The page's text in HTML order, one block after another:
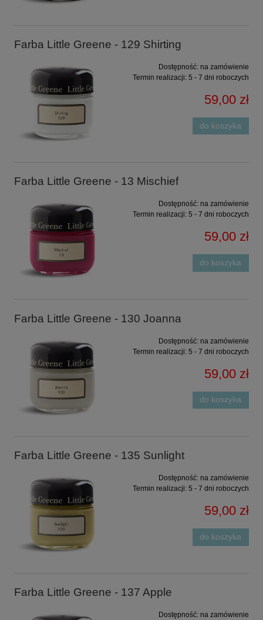
Farba Little Greene - 129 Shirting
Dostępność: na zamówienie
Termin realizacji: 5 - 7 dni roboczych
59,00 zł
do koszyka
Farba Little Greene - 13 Mischief
Dostępność: na zamówienie
Termin realizacji: 5 - 7 dni roboczych
59,00 zł
do koszyka
Farba Little Greene - 130 Joanna
Dostępność: na zamówienie
Termin realizacji: 5 - 7 dni roboczych
59,00 zł
do koszyka
Farba Little Greene - 135 Sunlight
Dostępność: na zamówienie
Termin realizacji: 5 - 7 dni roboczych
59,00 zł
do koszyka
Farba Little Greene - 137 Apple
Dostępność: na zamówienie